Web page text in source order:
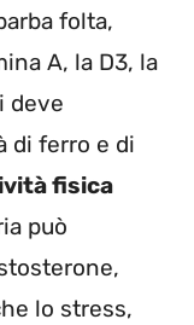
folta,
A, la D3, la
deve
di ferro e di
fisica
può
lo stress,